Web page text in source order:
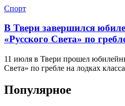
Спорт
В Твери завершился
«Русского Света» по
11 июля в Твери прошел
Света» по гребле на лодках
Популярное